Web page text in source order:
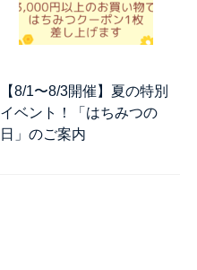
【8/1〜8/3開催】夏の特別
イベント！「はちみつの
日」のご案内